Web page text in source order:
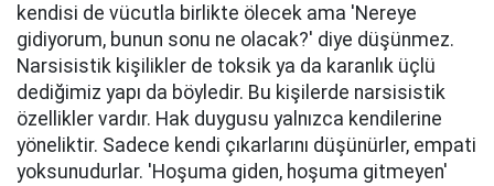
kendisi de vücutla birlikte ölecek ama 'Nereye
gidiyorum, bunun sonu ne olacak?' diye düşünmez.
Narsisistik kişilikler de toksik ya da karanlık üçlü
dediğimiz yapı da böyledir. Bu kişilerde narsisistik
özellikler vardır. Hak duygusu yalnızca kendilerine
yöneliktir. Sadece kendi çıkarlarını düşünürler, empati
yoksunudurlar. 'Hoşuma giden, hoşuma gitmeyen'